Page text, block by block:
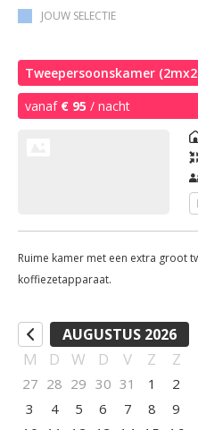
JOUW SELECTIE
Tweepersoonskamer
vanaf € 95 / nacht
Ruime kamer met een extra groot
koffiezetapparaat.
AUGUSTUS 2026
M D W D V Z Z
27 28 29 30 31 1
2
3
4 5 6 7 8
9